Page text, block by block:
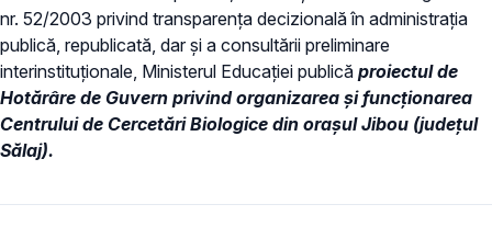
nr. 52/2003 privind transparenţa decizională în administraţia
publică, republicată, dar și a consultării preliminare
interinstituționale, Ministerul Educaţiei publică proiectul de
Hotărâre de Guvern privind organizarea și funcționarea
Centrului de Cercetări Biologice din orașul Jibou (județul
Sălaj).